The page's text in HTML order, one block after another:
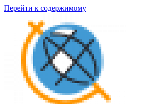
Перейти к содержимому